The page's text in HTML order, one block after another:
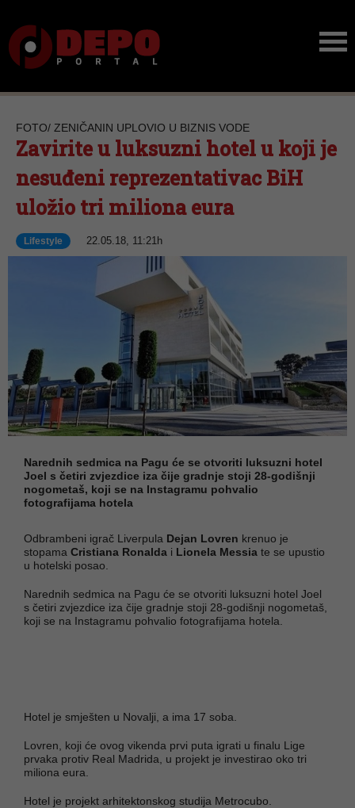
FOTO/ ZENIČANIN UPLOVIO U BIZNIS VODE
Zavirite u luksuzni hotel u koji je
nesuđeni reprezentativac BiH
uložio tri miliona eura
Lifestyle 22.05.18, 11:21h
Narednih sedmica na Pagu će se otvoriti luksuzni hotel
Joel s četiri zvjezdice iza čije gradnje stoji 28-godišnji
nogometaš, koji se na Instagramu pohvalio
fotografijama hotela
Odbrambeni igrač Liverpula Dejan Lovren krenuo je
stopama Cristiana Ronalda i Lionela Messia te se upustio
u hotelski posao.
Narednih sedmica na Pagu će se otvoriti luksuzni hotel Joel
s četiri zvjezdice iza čije gradnje stoji 28-godišnji nogometaš,
koji se na Instagramu pohvalio fotografijama hotela.
Hotel je smješten u Novalji, a ima 17 soba.
Lovren, koji će ovog vikenda prvi puta igrati u finalu Lige
prvaka protiv Real Madrida, u projekt je investirao oko tri
miliona eura.
Hotel je projekt arhitektonskog studija Metrocubo.